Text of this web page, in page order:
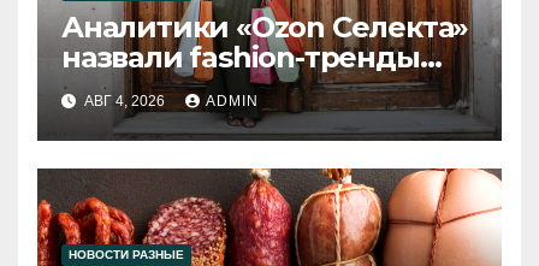
Аналитики «Ozon Селекта»
назвали fashion-тренды
2026 года
АВГ 4, 2026 ADMIN
НОВОСТИ РАЗНЫЕ